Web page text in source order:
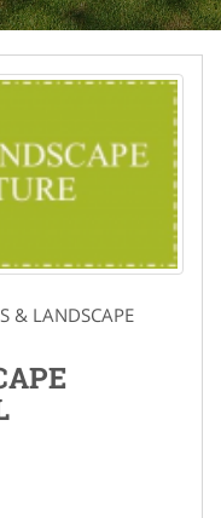
& LANDSCAPE